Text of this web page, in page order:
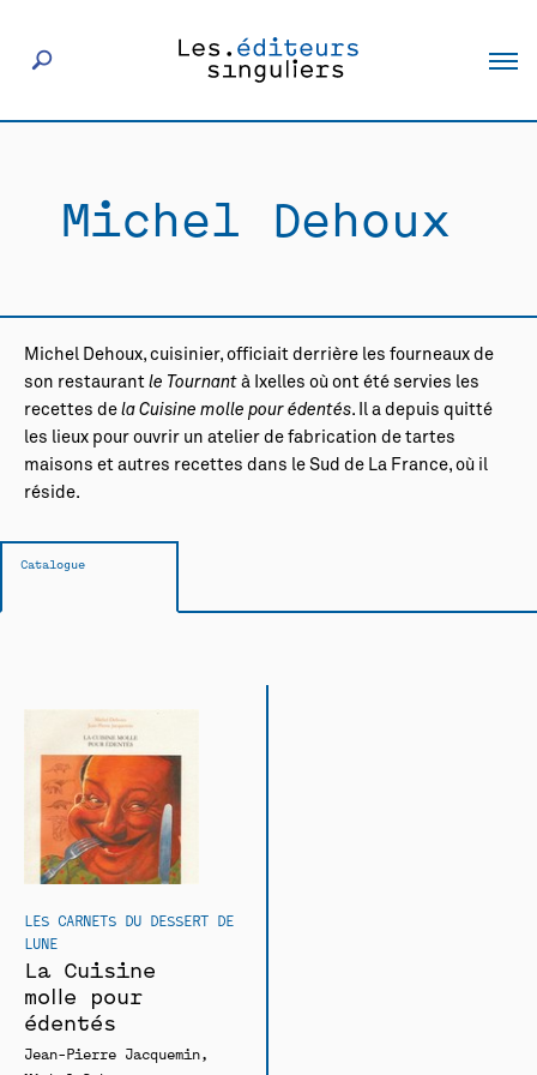
Éditeurs
Actualités
Rencontres
Michel Dehoux
Michel Dehoux, cuisinier, officiait derrière les fourneaux de
son restaurant le Tournant à Ixelles où ont été servies les
recettes de la Cuisine molle pour édentés. Il a depuis quitté
les lieux pour ouvrir un atelier de fabrication de tartes
maisons et autres recettes dans le Sud de La France, où il
réside.
Catalogue
LES CARNETS DU DESSERT DE
LUNE
La Cuisine
molle pour
édentés
Jean-Pierre Jacquemin